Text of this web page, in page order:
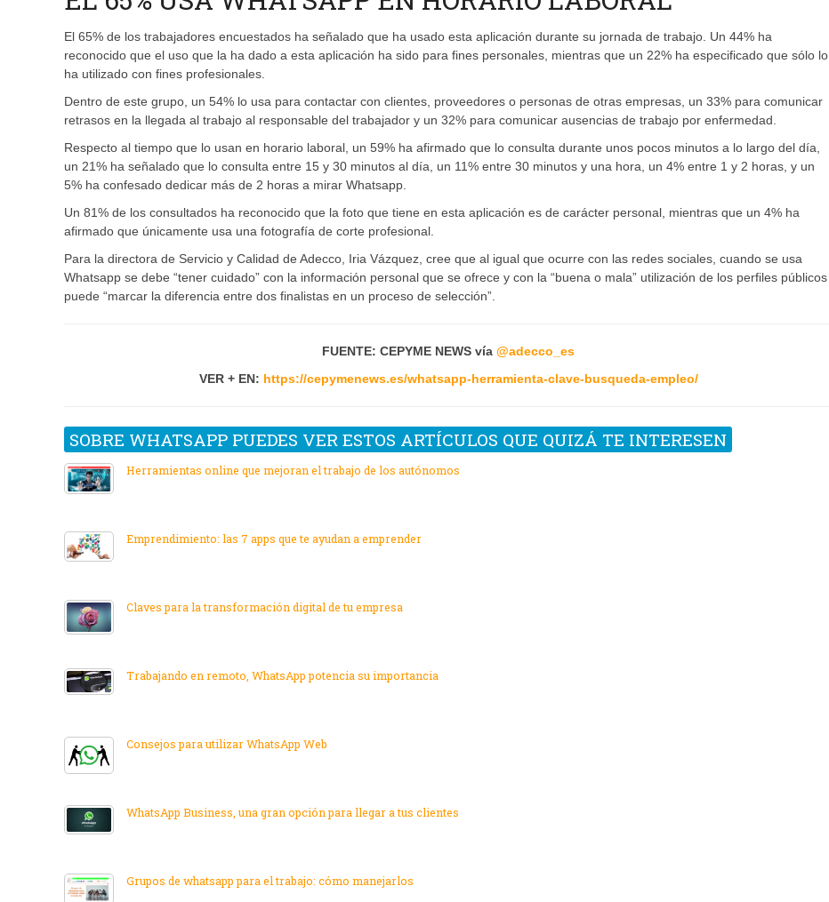
El 65% de los trabajadores encuestados ha señalado que ha usado esta aplicación durante su jornada de trabajo. Un 44% ha
reconocido que el uso que la ha dado a esta aplicación ha sido para fines personales, mientras que un 22% ha especificado que sólo lo
ha utilizado con fines profesionales.
Dentro de este grupo, un 54% lo usa para contactar con clientes, proveedores o personas de otras empresas, un 33% para comunicar
retrasos en la llegada al trabajo al responsable del trabajador y un 32% para comunicar ausencias de trabajo por enfermedad.
Respecto al tiempo que lo usan en horario laboral, un 59% ha afirmado que lo consulta durante unos pocos minutos a lo largo del día,
un 21% ha señalado que lo consulta entre 15 y 30 minutos al día, un 11% entre 30 minutos y una hora, un 4% entre 1 y 2 horas, y un
5% ha confesado dedicar más de 2 horas a mirar Whatsapp.
Un 81% de los consultados ha reconocido que la foto que tiene en esta aplicación es de carácter personal, mientras que un 4% ha
afirmado que únicamente usa una fotografía de corte profesional.
Para la directora de Servicio y Calidad de Adecco, Iria Vázquez, cree que al igual que ocurre con las redes sociales, cuando se usa
Whatsapp se debe “tener cuidado” con la información personal que se ofrece y con la “buena o mala” utilización de los perfiles públicos
puede “marcar la diferencia entre dos finalistas en un proceso de selección”.
FUENTE: CEPYME NEWS vía @adecco_es
VER + EN: https://cepymenews.es/whatsapp-herramienta-clave-busqueda-empleo/
SOBRE WHATSAPP PUEDES VER ESTOS ARTÍCULOS QUE QUIZÁ TE INTERESEN
Herramientas online que mejoran el trabajo de los autónomos
Emprendimiento: las 7 apps que te ayudan a emprender
Claves para la transformación digital de tu empresa
Trabajando en remoto, WhatsApp potencia su importancia
Consejos para utilizar WhatsApp Web
WhatsApp Business, una gran opción para llegar a tus clientes
Grupos de whatsapp para el trabajo: cómo manejarlos